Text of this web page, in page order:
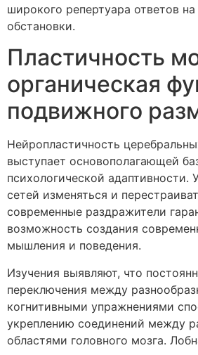
широкого репертуара ответов
обстановки.
Пластичность
органическая
подвижного
Нейропластичность
выступает основополагающей
психологической адаптивности.
сетей изменяться и
современные раздражители
возможность создания
мышления и поведения.
Изучения выявляют, что
переключения между
когнитивными упражнениями
укреплению соединений между
областями головного мозга.